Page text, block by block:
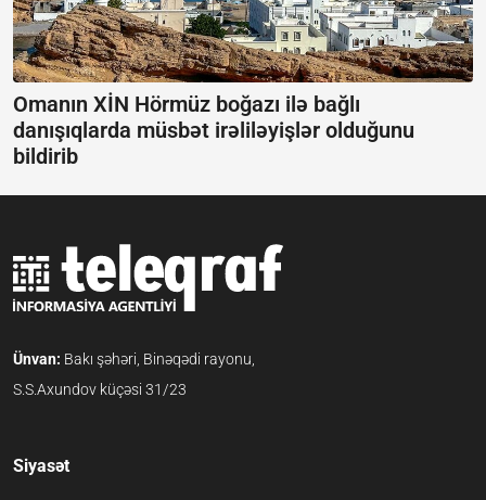
Omanın XİN Hörmüz boğazı ilə bağlı
danışıqlarda müsbət irəliləyişlər olduğunu
bildirib
Ünvan: Bakı şəhəri, Binəqədi rayonu,
S.S.Axundov küçəsi 31/23
Siyasət